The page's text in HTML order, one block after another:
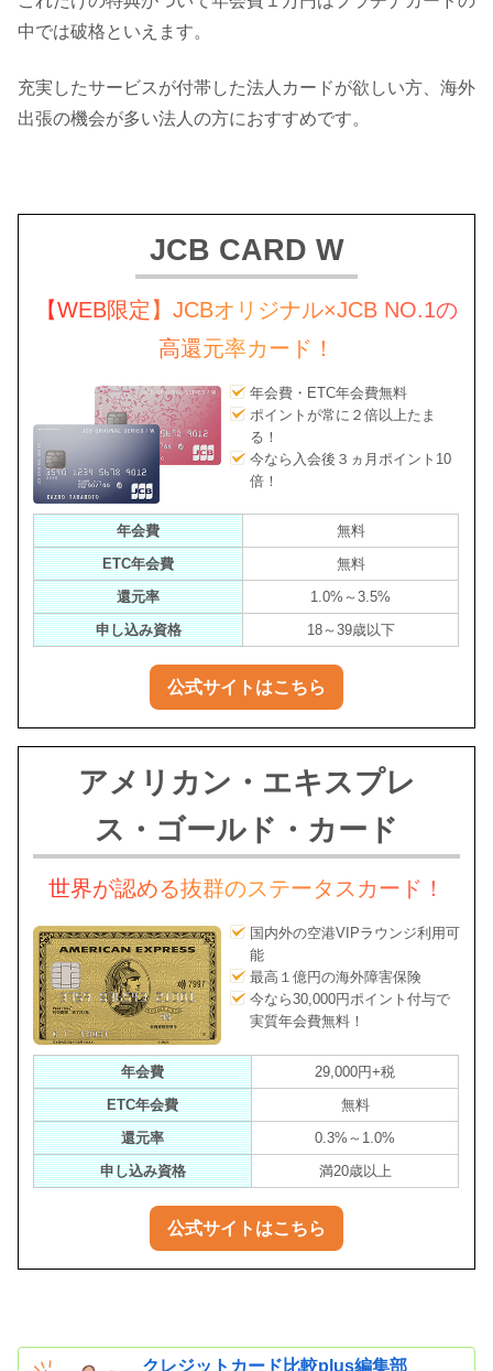
中では破格といえます。
充実したサービスが付帯した法人カードが欲しい方、海外
出張の機会が多い法人の方におすすめです。
JCB CARD W
【WEB限定】JCBオリジナル×JCB NO.1の
高還元率カード！
年会費・ETC年会費無料
ポイントが常に２倍以上たま
る！
今なら入会後３ヵ月ポイント10
倍！
年会費
無料
ETC年会費
無料
還元率
1.0%～3.5%
申し込み資格
18～39歳以下
公式サイトはこちら
アメリカン・エキスプレ
ス・ゴールド・カード
世界が認める抜群のステータスカード！
国内外の空港VIPラウンジ利用可
能
最高１億円の海外障害保険
今なら30,000円ポイント付与で
実質年会費無料！
年会費
29,000円+税
ETC年会費
無料
還元率
0.3%～1.0%
申し込み資格
満20歳以上
公式サイトはこちら
クレジットカード比較plus編集部